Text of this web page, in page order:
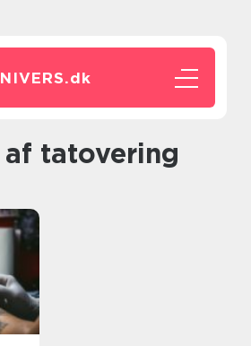
dk
af tatovering